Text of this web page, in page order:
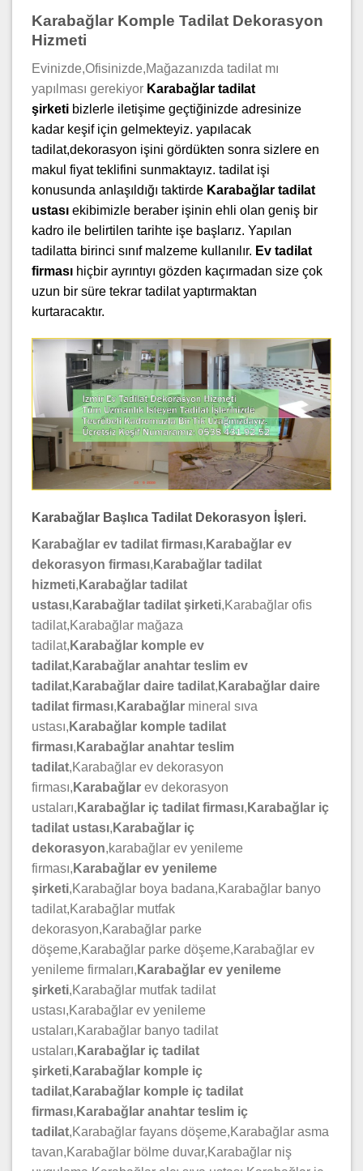
Karabağlar Komple Tadilat Dekorasyon
Hizmeti
Evinizde,Ofisinizde,Mağazanızda tadilat mı
yapılması gerekiyor Karabağlar tadilat
şirketi bizlerle iletişime geçtiğinizde adresinize
kadar keşif için gelmekteyiz. yapılacak
tadilat,dekorasyon işini gördükten sonra sizlere en
makul fiyat teklifini sunmaktayız. tadilat işi
konusunda anlaşıldığı taktirde Karabağlar tadilat
ustası ekibimizle beraber işinin ehli olan geniş bir
kadro ile belirtilen tarihte işe başlarız. Yapılan
tadilatta birinci sınıf malzeme kullanılır. Ev tadilat
firması hiçbir ayrıntıyı gözden kaçırmadan size çok
uzun bir süre tekrar tadilat yaptırmaktan
kurtaracaktır.
Karabağlar Başlıca Tadilat Dekorasyon İşleri.
Karabağlar ev tadilat firması, Karabağlar ev
dekorasyon firması, Karabağlar tadilat
hizmeti, Karabağlar tadilat
ustası, Karabağlar tadilat şirketi,Karabağlar ofis
tadilat,Karabağlar mağaza
tadilat, Karabağlar komple ev
tadilat, Karabağlar anahtar teslim ev
tadilat, Karabağlar daire tadilat, Karabağlar daire
tadilat firması, Karabağlar mineral sıva
ustası, Karabağlar komple tadilat
firması, Karabağlar anahtar teslim
tadilat,Karabağlar ev dekorasyon
firması, Karabağlar ev dekorasyon
ustaları, Karabağlar iç tadilat firması, Karabağlar iç
tadilat ustası, Karabağlar iç
dekorasyon,karabağlar ev yenileme
firması, Karabağlar ev yenileme
şirketi,Karabağlar boya badana,Karabağlar banyo
tadilat,Karabağlar mutfak
dekorasyon,Karabağlar parke
döşeme,Karabağlar parke döşeme,Karabağlar ev
yenileme firmaları, Karabağlar ev yenileme
şirketi,Karabağlar mutfak tadilat
ustası,Karabağlar ev yenileme
ustaları,Karabağlar banyo tadilat
ustaları, Karabağlar iç tadilat
şirketi, Karabağlar komple iç
tadilat, Karabağlar komple iç tadilat
firması, Karabağlar anahtar teslim iç
tadilat,Karabağlar fayans döşeme,Karabağlar asma
tavan,Karabağlar bölme duvar,Karabağlar niş